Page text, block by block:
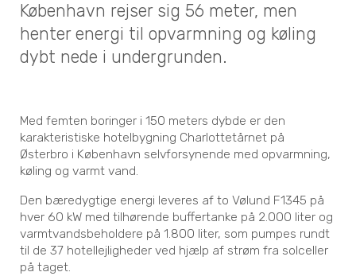
København rejser sig 56 meter, men
henter energi til opvarmning og køling
dybt nede i undergrunden.
Med femten boringer i 150 meters dybde er den
karakteristiske hotelbygning Charlottetårnet på
Østerbro i København selvforsynende med opvarmning,
køling og varmt vand.
Den bæredygtige energi leveres af to Vølund F1345 på
hver 60 kW med tilhørende buffertanke på 2.000 liter og
varmtvandsbeholdere på 1.800 liter, som pumpes rundt
til de 37 hotellejligheder ved hjælp af strøm fra solceller
på taget.